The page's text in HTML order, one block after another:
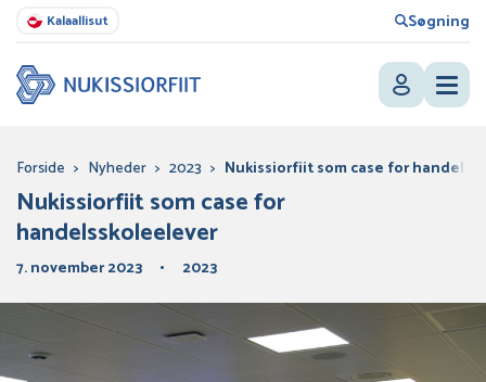
Kalaallisut Søgning
Forside > Nyheder > 2023 > Nukissiorfiit som case for
Nukissiorfiit som case for
handelsskoleelever
7. november 2023 2023